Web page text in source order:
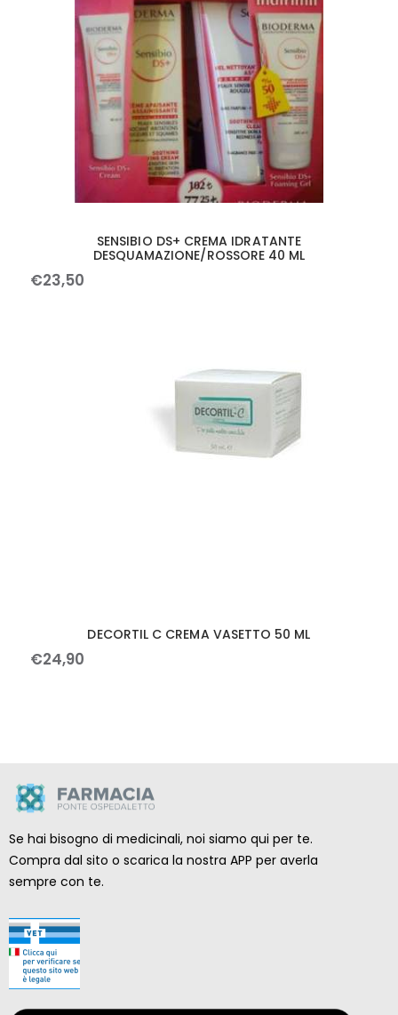
SENSIBIO DS+ CREMA IDRATANTE
DESQUAMAZIONE/ROSSORE 40 ML
€23,50
DECORTIL C CREMA VASETTO 50 ML
€24,90
Se hai bisogno di medicinali, noi siamo qui per te.
Compra dal sito o scarica la nostra APP per averla
sempre con te.